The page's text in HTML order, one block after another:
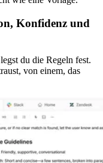
Konfidenz und
du die Regeln fest.
von einem, das